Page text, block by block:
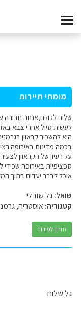
מומחי תיירות
לעשות טיול אחרי צבא
הוא להשכיר קראוון
בכמה מדינות
על רעיון של הקראוון
ספציפיות באירופה שכידי
אוכל לברר יעדים בתוך
שואל:גל שובלי
קטגוריה:אוסטריה,
חזרה לפורום
גל שלום